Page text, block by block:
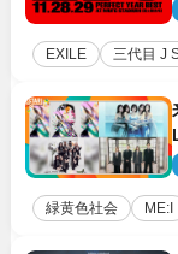
EXILE 三代目 J
緑黄色社会 ME:I